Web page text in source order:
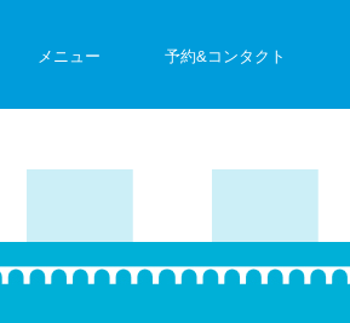
メニュー 予約&コンタクト